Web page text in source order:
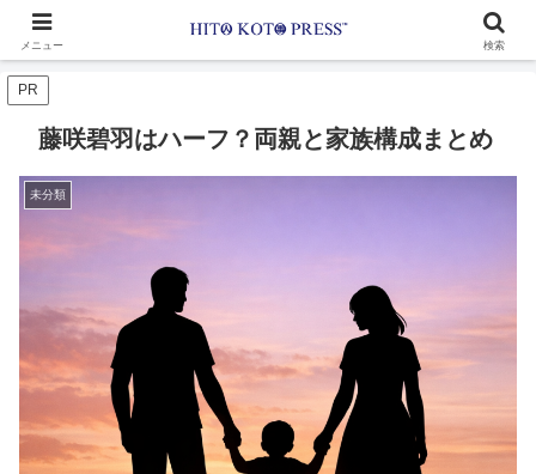
PR
藤咲碧羽はハーフ？両親と家族構成まとめ
未分類
メニュー 検索